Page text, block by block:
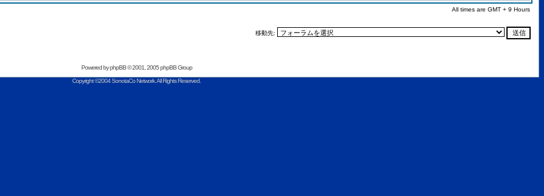
All times are GMT + 9 Hours
移動先:
Powered byphpBB© 2001, 2005 phpBB Group
Copyright ©2004 SonotaCo Network. All Rights Reserved.